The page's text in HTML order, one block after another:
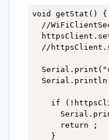
void getStat() {
//
//
if
      return ;
    }